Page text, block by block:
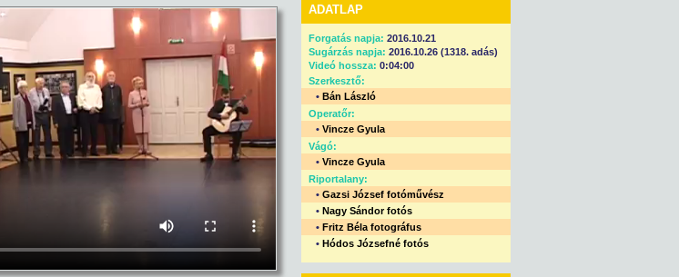
ADATLAP
Forgatás napja: 2016.10.21
Sugárzás napja: 2016.10.26 (1318. adás)
Videó hossza: 0:04:00
Szerkesztő:
• Bán László
Operatőr:
• Vincze Gyula
Vágó:
• Vincze Gyula
Riportalany:
• Gazsi József fotóművész
• Nagy Sándor fotós
• Fritz Béla fotográfus
• Hódos Józsefné fotós